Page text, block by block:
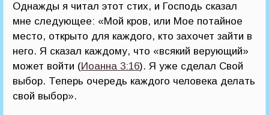
Однажды я читал этот стих, и Господь сказал
мне следующее: «Мой кров, или Мое потайное
место, открыто для каждого, кто захочет зайти в
него. Я сказал каждому, что «всякий верующий»
может войти (Иоанна 3:16). Я уже сделал Свой
выбор. Теперь очередь каждого человека делать
свой выбор».